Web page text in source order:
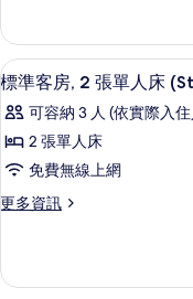
Double
Room)
的
所
有
相
片
(Standard
Double
Room)
的
詳
情
準
雙
人
床
和
1
張
床
客
房,
1
標
準
人
床
和
沙
顯
示
標
準
房,
張
4
標準客房, 2 張單人床
可容納 3 人 (依實際入
2 張單人床
免費無線上網
更多資訊
更
客